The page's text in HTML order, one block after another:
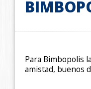
Para Bimbopolis
amistad, buenos